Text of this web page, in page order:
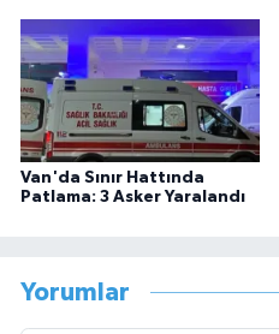
Van'da Sınır Hattında
Patlama: 3 Asker Yaralandı
Yorumlar